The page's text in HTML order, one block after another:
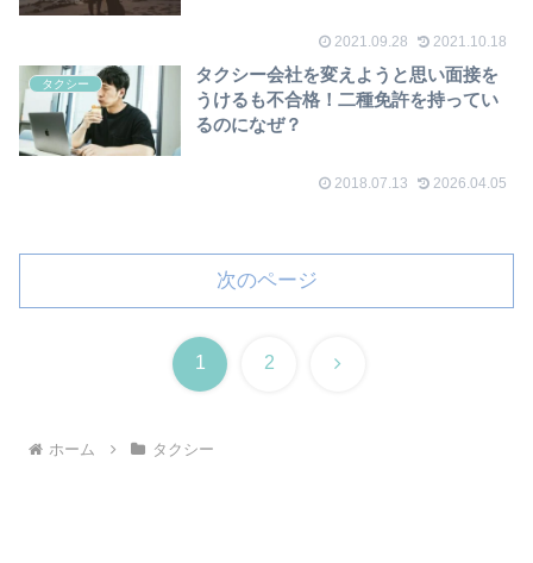
2021.09.28 2021.10.18
タクシー
タクシー会社を変えようと思い面接を
うけるも不合格！二種免許を持ってい
るのになぜ？
2018.07.13 2026.04.05
次のページ
1 2 次
ホーム タクシー